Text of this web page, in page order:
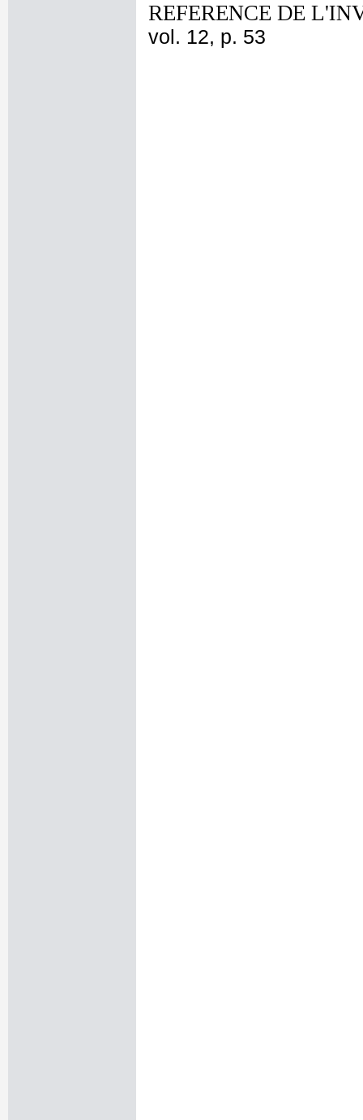
REFERENCE DE
vol. 12, p. 53